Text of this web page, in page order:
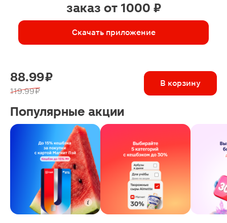
заказ от 1000 ₽
Скачать приложение
88.99 ₽
119.99 ₽
В корзину
Популярные акции